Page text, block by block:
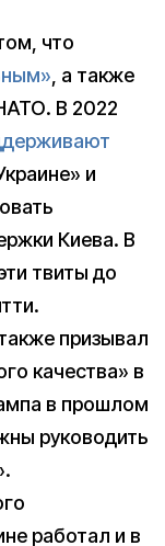
что
, а также
В 2022
и
Киева. В
твиты до
призывал
качества» в
в прошлом
руководить
работал и в